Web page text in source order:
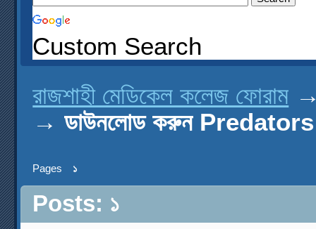
Custom Search
রাজশাহী মেডিকেল কলেজ ফোরাম
→ডাউনলোড করুন
Pages ১
Posts: ১